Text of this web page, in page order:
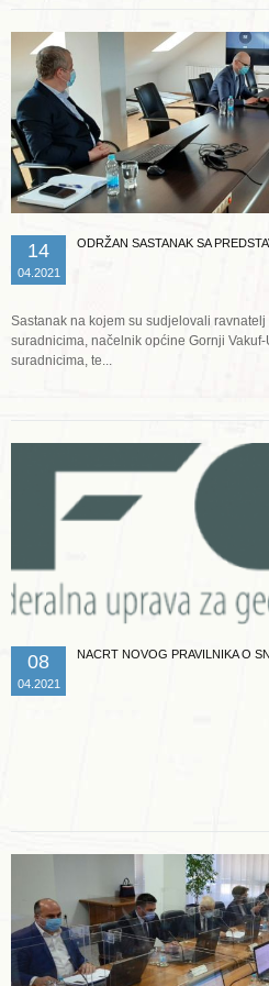
14
04.2021
ODRŽAN SASTANAK SA
Sastanak na kojem su sudjelovali
suradnicima, načelnik općine Gornji
suradnicima, te...
08
04.2021
NACRT NOVOG PRAVILNIKA O